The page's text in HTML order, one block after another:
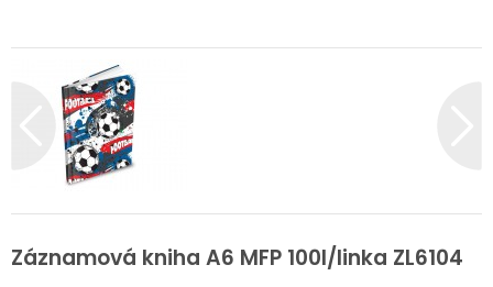
Záznamová kniha A6 MFP 100l/linka ZL6104